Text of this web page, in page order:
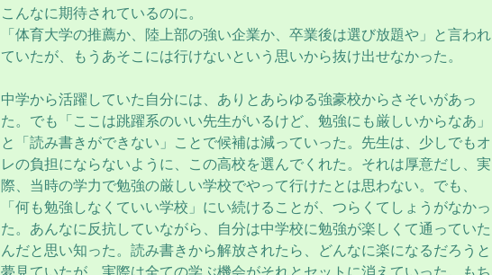
こんなに期待されているのに。
「体育大学の推薦か、陸上部の強い企業か、卒業後は選び放題や」と言われ
ていたが、もうあそこには行けないという思いから抜け出せなかった。
中学から活躍していた自分には、ありとあらゆる強豪校からさそいがあっ
た。でも「ここは跳躍系のいい先生がいるけど、勉強にも厳しいからなあ」
と「読み書きができない」ことで候補は減っていった。先生は、少しでもオ
レの負担にならないように、この高校を選んでくれた。それは厚意だし、実
際、当時の学力で勉強の厳しい学校でやって行けたとは思わない。でも、
「何も勉強しなくていい学校」にい続けることが、つらくてしょうがなかっ
た。あんなに反抗していながら、自分は中学校に勉強が楽しくて通っていた
んだと思い知った。読み書きから解放されたら、どんなに楽になるだろうと
夢見ていたが、実際は全ての学ぶ機会がそれとセットに消えていった。もち